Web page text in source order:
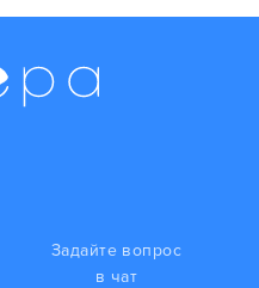
Задайте вопрос
в чат